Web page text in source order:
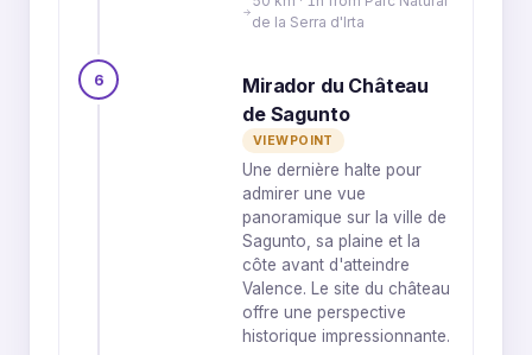
de la Serra d'Irta
6
Mirador du Château
de Sagunto
VIEWPOINT
Une dernière halte pour
admirer une vue
panoramique sur la ville de
Sagunto, sa plaine et la
côte avant d'atteindre
Valence. Le site du château
offre une perspective
historique impressionnante.